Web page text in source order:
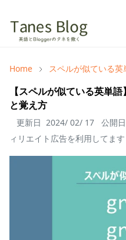
Home スペルが似ている英
【スペルが似ている英
と覚え方
更新日 2024/ 02/ 17 公開日
ィリエイト広告を利用してます